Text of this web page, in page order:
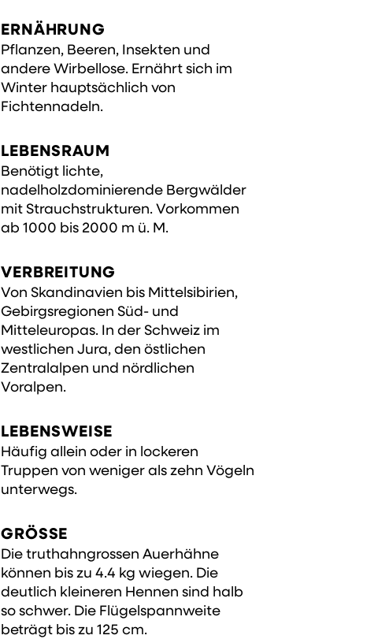
ERNÄHRUNG
Pflanzen, Beeren, Insekten und
andere Wirbellose. Ernährt sich im
Winter hauptsächlich von
Fichtennadeln.
LEBENSRAUM
Benötigt lichte,
nadelholzdominierende Bergwälder
mit Strauchstrukturen. Vorkommen
ab 1000 bis 2000 m ü. M.
VERBREITUNG
Von Skandinavien bis Mittelsibirien,
Gebirgsregionen Süd- und
Mitteleuropas. In der Schweiz im
westlichen Jura, den östlichen
Zentralalpen und nördlichen
Voralpen.
LEBENSWEISE
Häufig allein oder in lockeren
Truppen von weniger als zehn Vögeln
unterwegs.
GRÖSSE
Die truthahngrossen Auerhähne
können bis zu 4.4 kg wiegen. Die
deutlich kleineren Hennen sind halb
so schwer. Die Flügelspannweite
beträgt bis zu 125 cm.